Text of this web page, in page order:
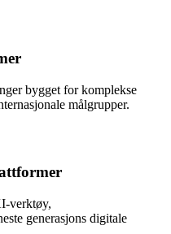
bygget for komplekse
målgrupper.
verktøy,
generasjons digitale